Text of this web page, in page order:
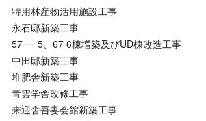
特用林産物活用施設工事
永石邸新築工事
57 一 5、67 6棟増築及びUD棟改造工事
中田邸新築工事
堆肥舎新築工事
青雲学舎改修工事
来迎舎吾妻会館新築工事